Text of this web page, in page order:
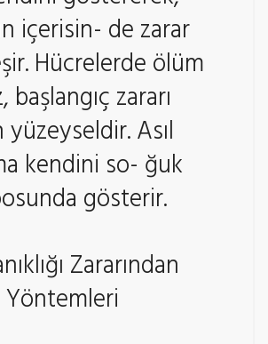
içerisin- de zarar
Hücrelerde ölüm
zararı
Asıl
kendini so- ğuk
gösterir.
Zararından